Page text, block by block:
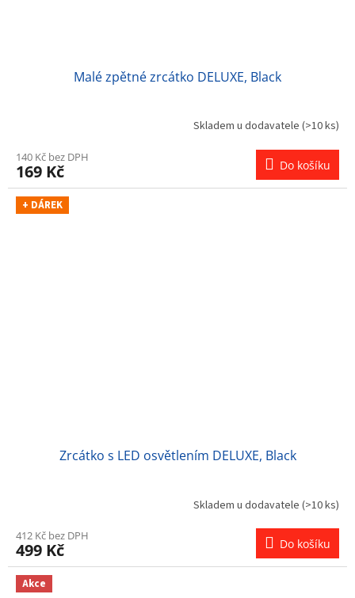
Malé zpětné zrcátko DELUXE, Black
Skladem u dodavatele (>10 ks)
140 Kč bez DPH
169 Kč Do košíku
+ DÁREK
Zrcátko s LED osvětlením DELUXE, Black
Skladem u dodavatele (>10 ks)
412 Kč bez DPH
499 Kč Do košíku
Akce